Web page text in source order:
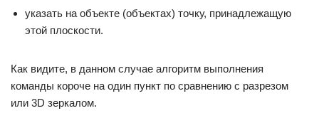
указать на объекте (объектах) точку, принадлежащую
этой плоскости.
Как видите, в данном случае алгоритм выполнения
команды короче на один пункт по сравнению с разрезом
или 3D зеркалом.